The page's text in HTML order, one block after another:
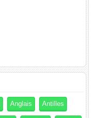
Anglais Antilles